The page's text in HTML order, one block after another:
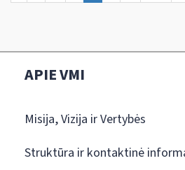
APIE VMI
Misija, Vizija ir Vertybės
Struktūra ir kontaktinė